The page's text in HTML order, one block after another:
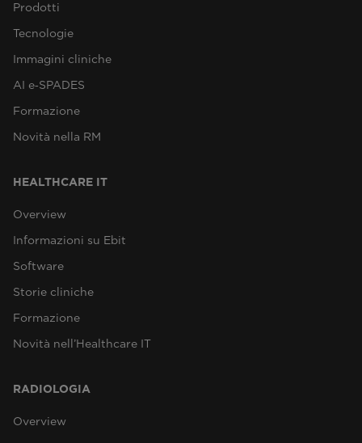
Prodotti
Tecnologie
Immagini cliniche
AI e‑SPADES
Formazione
Novità nella RM
HEALTHCARE IT
Overview
Informazioni su Ebit
Software
Storie cliniche
Formazione
Novità nell’Healthcare IT
RADIOLOGIA
Overview